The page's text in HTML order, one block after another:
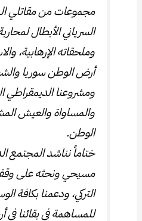
مجموعات من مقاتلي
السرياني الأبطال
وملحقاته الإرهابية،
أرض الوطن سوريا
ومشروعنا الديمقراطي
والمساواة والعيش
الوطن.
ختاماً نناشد المجتمع
مسيحي ونحثه على وقف
التركي، ودعمنا بكافة
للمساهمة في بقائنا في